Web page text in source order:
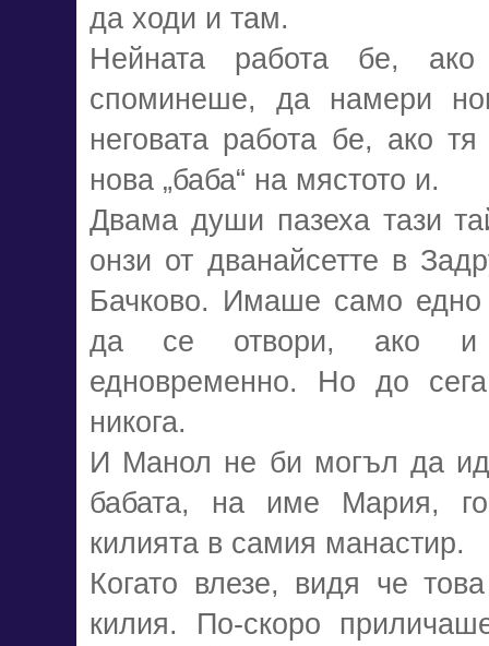
да ходи и там.
Нейната работа бе,
споминеше, да намери
неговата работа бе, ако
нова „баба“ на мястото и.
Двама души пазеха тази
онзи от дванайсетте в
Бачково. Имаше само едно
да се отвори, ако и
едновременно. Но до
никога.
И Манол не би могъл да
бабата, на име Мария,
килията в самия манастир.
Когато влезе, видя че
килия. По-скоро